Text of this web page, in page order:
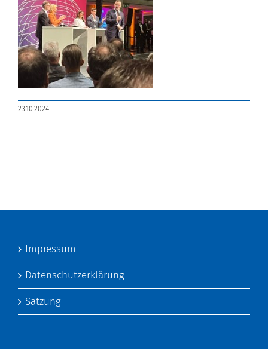
23.10.2024
Impressum
Datenschutzerklärung
Satzung